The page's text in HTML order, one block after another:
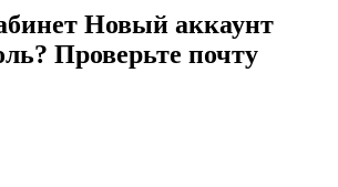
Новый аккаунт
Проверьте почту